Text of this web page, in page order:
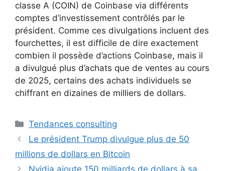
classe A (COIN) de Coinbase via différents
comptes d’investissement contrôlés par le
président. Comme ces divulgations incluent des
fourchettes, il est difficile de dire exactement
combien il possède d’actions Coinbase, mais il
a divulgué plus d’achats que de ventes au cours
de 2025, certains des achats individuels se
chiffrant en dizaines de milliers de dollars.
Catégories
Tendances consulting
Le président Trump divulgue plus de 50
millions de dollars en Bitcoin